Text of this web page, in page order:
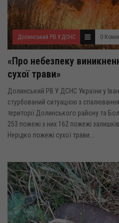
Долинський РВ УДСНС 0
«Про небезпеку
сухої трави»
Долинський РВ У ДСНС України у
стурбований ситуацією з
території Долинського району та
253 пожежі з них 162 пожежі
Нерідко пожежі сухої трави...